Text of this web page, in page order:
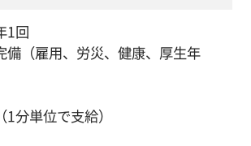
1回
備（雇用、労災、健康、厚生年
1分単位で支給）